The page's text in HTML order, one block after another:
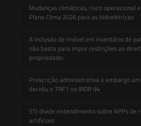
Mudanças climáticas, risco operacional
Plano Clima 2026 para as hidrelétricas
A inclusão de imóvel em inventário de
não basta para impor restrições ao
propriedade:
Prescrição administrativa e embargo
decidiu o TRF1 no IRDR 94
STJ divide entendimento sobre APPs de
artificiais